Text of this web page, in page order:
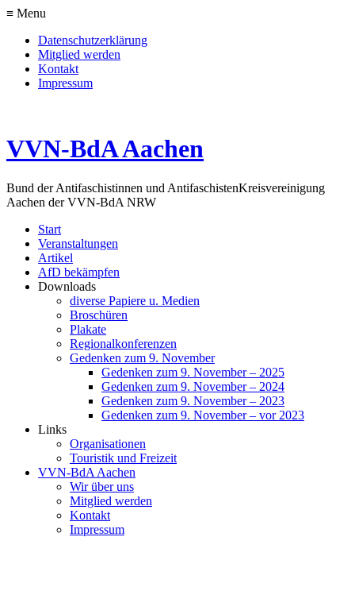
≡ Menu
Datenschutzerklärung
Mitglied werden
Kontakt
Impressum
VVN-BdA Aachen
Bund der Antifaschistinnen und AntifaschistenKreisvereinigung
Aachen der VVN-BdA NRW
Start
Veranstaltungen
Artikel
AfD bekämpfen
Downloads
diverse Papiere u. Medien
Broschüren
Plakate
Regionalkonferenzen
Gedenken zum 9. November
Gedenken zum 9. November – 2025
Gedenken zum 9. November – 2024
Gedenken zum 9. November – 2023
Gedenken zum 9. November – vor 2023
Links
Organisationen
Touristik und Freizeit
VVN-BdA Aachen
Wir über uns
Mitglied werden
Kontakt
Impressum